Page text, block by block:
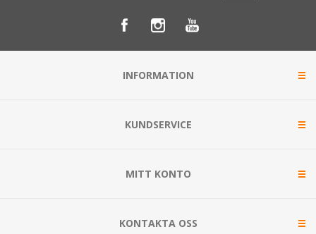
INFORMATION
KUNDSERVICE
MITT KONTO
KONTAKTA OSS